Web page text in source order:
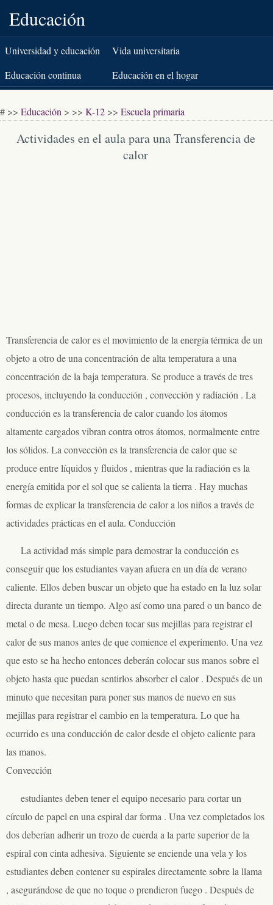
Educación
Universidad y educación
Vida universitaria
Educación continua
Educación en el hogar
Libros y literatura
# >> Educación > >> K-12 >> Escuela primaria
Actividades en el aula para una Transferencia de
calor
Transferencia de calor es el movimiento de la energía térmica de un
objeto a otro de una concentración de alta temperatura a una
concentración de la baja temperatura. Se produce a través de tres
procesos, incluyendo la conducción , convección y radiación . La
conducción es la transferencia de calor cuando los átomos
altamente cargados vibran contra otros átomos, normalmente entre
los sólidos. La convección es la transferencia de calor que se
produce entre líquidos y fluidos , mientras que la radiación es la
energía emitida por el sol que se calienta la tierra . Hay muchas
formas de explicar la transferencia de calor a los niños a través de
actividades prácticas en el aula. Conducción
La actividad más simple para demostrar la conducción es
conseguir que los estudiantes vayan afuera en un día de verano
caliente. Ellos deben buscar un objeto que ha estado en la luz solar
directa durante un tiempo. Algo así como una pared o un banco de
metal o de mesa. Luego deben tocar sus mejillas para registrar el
calor de sus manos antes de que comience el experimento. Una vez
que esto se ha hecho entonces deberán colocar sus manos sobre el
objeto hasta que puedan sentirlos absorber el calor . Después de un
minuto que necesitan para poner sus manos de nuevo en sus
mejillas para registrar el cambio en la temperatura. Lo que ha
ocurrido es una conducción de calor desde el objeto caliente para
las manos.
Convección
estudiantes deben tener el equipo necesario para cortar un
círculo de papel en una espiral dar forma . Una vez completados los
dos deberían adherir un trozo de cuerda a la parte superior de la
espiral con cinta adhesiva. Siguiente se enciende una vela y los
estudiantes deben contener su espirales directamente sobre la llama
, asegurándose de que no toque o prendieron fuego . Después de